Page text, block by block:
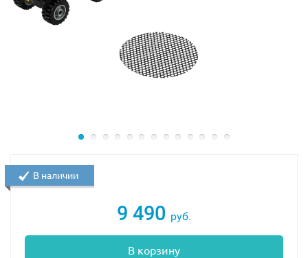
оборудован усиленной радиаторной решёткой,
защитным обвесом и противотуманными фарами.
Дополнительная система освещения, состоящая из
прямоугольных прожекторов, устроена над кабиной.
крепкими стенами и опускающейся дверцей.
Размер грузовика составляет
клетки –4х7х6 см
В наборе присутствует фигурка Раптора (
аксессуары для игры: ружьё со снотворным, рация,
9 490 руб.
В корзину
В наличии